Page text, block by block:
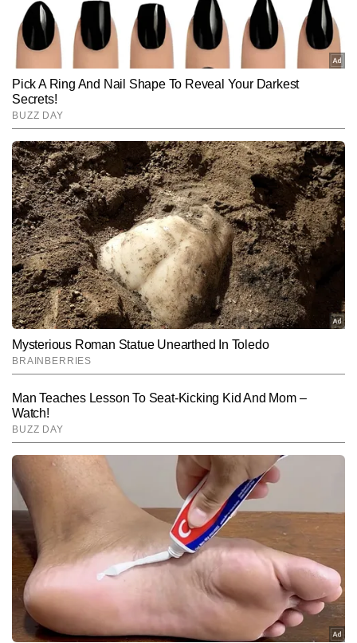
डॉलर प्रति बैरल रहने का अनुमान लगाया है, जो पहले 92 डॉलर
था।
Hindi NewsBusiness
यतींद्र लवानिया AUTHOR
प्रिंट और डिजिटल मीडिया में बिजनेस एवं इकोनॉमी कैटेगरी में 10 वर्षों से अधिक
का अनुभव। पिछले 7 वर्षों से शेयर बाजार, कॉरपोरेट सेक्टर और आर्थिक नीतियों से
जुड़ी खबरों पर विशेष पकड़। लेखन में केवल हेडलाइन तक सीमित न रहकर
आंकड़ों, नीतिगत फैसलों और कॉरपोरेट दावों के पीछे की वास्तविक तस्वीर को
बैलेंस्ड और आसान शब्दों में पाठकों तक पहुंचाने का प्रयास। वर्तमान में Times
Now Hindi के लिए बाजार की हर हलचल और आर्थिक घटनाक्रम पर नजर बनाए
हुए हैं।
और पढ़ें
Follow Us:
Subscribe to our daily Newsletter!